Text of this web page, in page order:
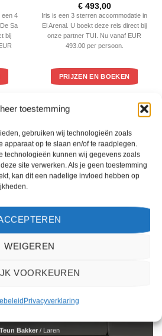
toestemming
gebruiken wij technologieën zoals
apparaat op te slaan en/of te raadplegen.
technologieën kunnen wij gegevens zoals
site verwerken. Als je geen toestemming
kan dit een nadelige invloed hebben op
WEIGEREN
VOORKEUREN
Privacyverklaring
een 4
Sa
bij
Gewaardeerd
3uit 5
€493,00
Iris is een 3 sterren accommodatie in
El Arenal. U boekt deze reis direct bij
onze partner TUI. Nu vanaf EUR
493.00 per persoon.
PRIJZEN EN BOEKEN
OVER ONS ZEGGEN
zijn overzichtelijk en tonen alle belangrijke
Teun Bakker / Laren